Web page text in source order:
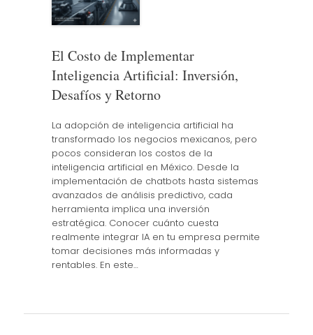
El Costo de Implementar
Inteligencia Artificial: Inversión,
Desafíos y Retorno
La adopción de inteligencia artificial ha
transformado los negocios mexicanos, pero
pocos consideran los costos de la
inteligencia artificial en México. Desde la
implementación de chatbots hasta sistemas
avanzados de análisis predictivo, cada
herramienta implica una inversión
estratégica. Conocer cuánto cuesta
realmente integrar IA en tu empresa permite
tomar decisiones más informadas y
rentables. En este…